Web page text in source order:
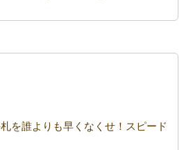
を誰よりも早くなくせ！スピード